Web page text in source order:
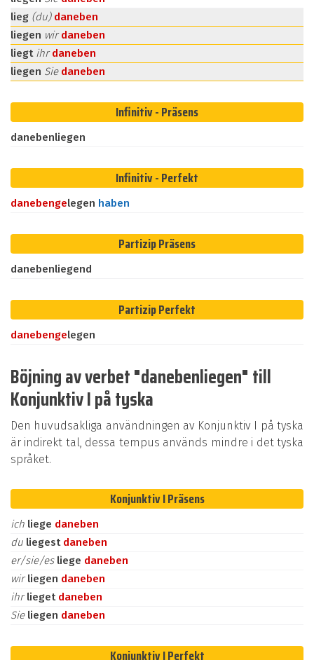
lieg (du) daneben
liegen wirdaneben
liegt ihrdaneben
liegen Sie daneben
Infinitiv - Präsens
danebenliegen
Infinitiv - Perfekt
danebengelegen haben
Partizip Präsens
danebenliegend
Partizip Perfekt
danebengelegen
Böjning av verbet "danebenliegen" till
Konjunktiv I på tyska
Den huvudsakliga användningen av Konjunktiv I på tyska
är indirekt tal, dessa tempus används mindre i det tyska
språket.
Konjunktiv I Präsens
ich liege daneben
du liegest daneben
er/sie/es liege daneben
wirliegen daneben
ihrlieget daneben
Sie liegen daneben
Konjunktiv I Perfekt